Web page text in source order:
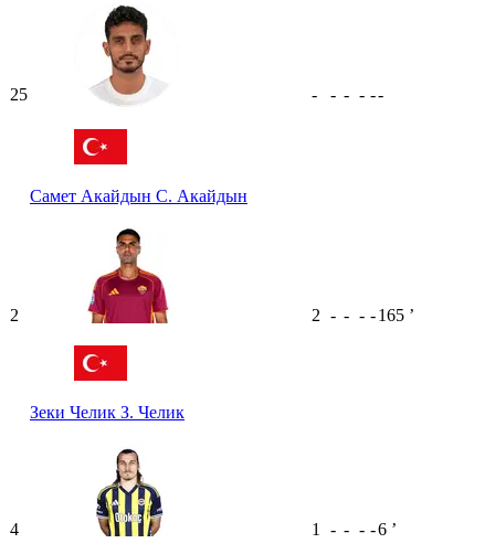
25
Самет Акайдын С. Акайдын
- - - - --
2
Зеки Челик З. Челик
2 - - - -165 ʼ
4 1 - - - -6 ʼ